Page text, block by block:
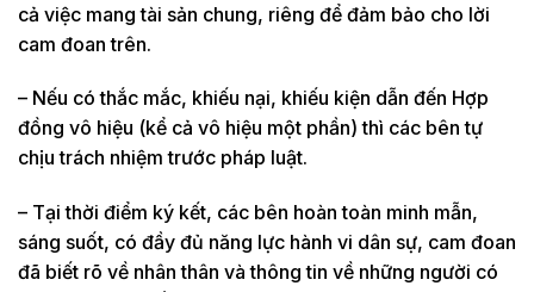
cả việc mang tài sản chung, riêng để đảm bảo cho lời
cam đoan trên.
– Nếu có thắc mắc, khiếu nại, khiếu kiện dẫn đến Hợp
đồng vô hiệu (kể cả vô hiệu một phần) thì các bên tự
chịu trách nhiệm trước pháp luật.
– Tại thời điểm ký kết, các bên hoàn toàn minh mẫn,
sáng suốt, có đầy đủ năng lực hành vi dân sự, cam đoan
đã biết rõ về nhân thân và thông tin về những người có